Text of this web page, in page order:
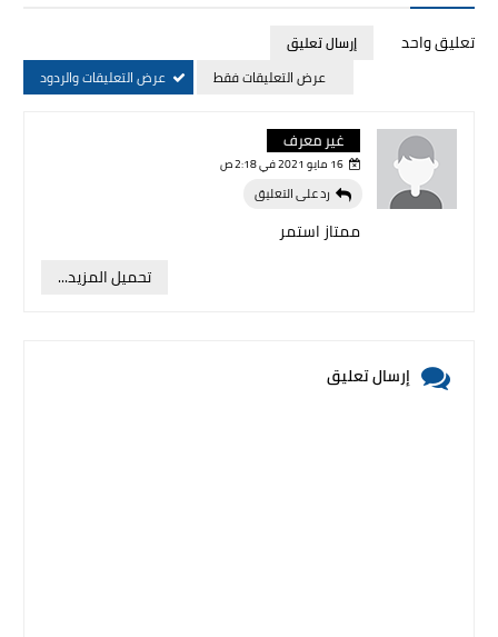
تعليق واحد
إرسال تعليق
عرض التعليقات فقط
عرض التعليقات والردود
غير معرف
16 مايو 2021 في 2:18 ص
ممتاز استمر
رد على التعليق
تحميل المزيد...
إرسال تعليق